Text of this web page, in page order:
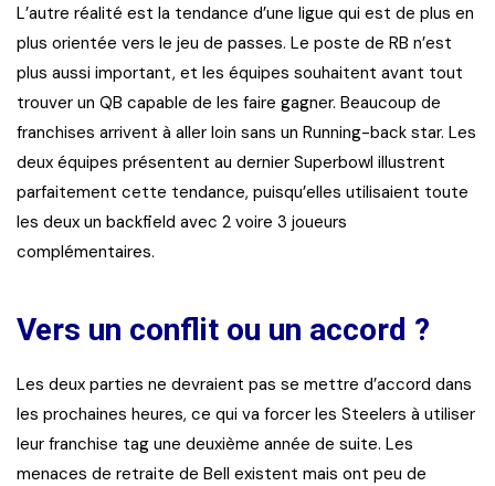
L’autre réalité est la tendance d’une ligue qui est de plus en
plus orientée vers le jeu de passes. Le poste de RB n’est
plus aussi important, et les équipes souhaitent avant tout
trouver un QB capable de les faire gagner. Beaucoup de
franchises arrivent à aller loin sans un Running-back star. Les
deux équipes présentent au dernier Superbowl illustrent
parfaitement cette tendance, puisqu’elles utilisaient toute
les deux un backfield avec 2 voire 3 joueurs
complémentaires.
Vers un conflit ou un accord ?
Les deux parties ne devraient pas se mettre d’accord dans
les prochaines heures, ce qui va forcer les Steelers à utiliser
leur franchise tag une deuxième année de suite. Les
menaces de retraite de Bell existent mais ont peu de